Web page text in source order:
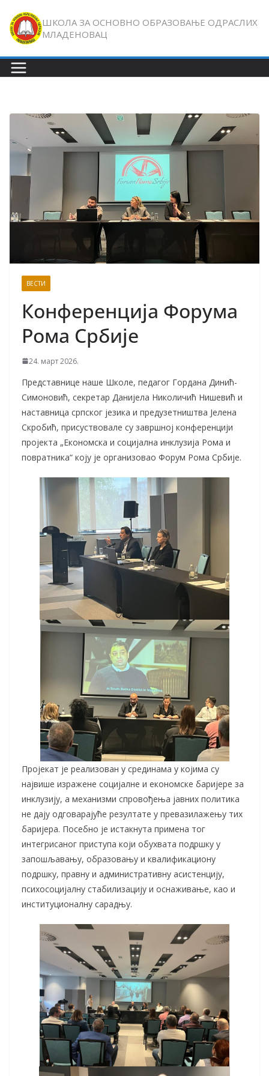
content
ШКОЛА ЗА ОСНОВНО ОБРАЗОВАЊЕ ОДРАСЛИХ
МЛАДЕНОВАЦ
ВЕСТИ
Конференција Форума
Рома Србије
24. март 2026.
Представнице наше Школе, педагог Гордана Динић-
Симоновић, секретар Данијела Николичић Нишевић и
наставница српског језика и предузетништва Јелена
Скробић, присуствовале су завршној конференцији
пројекта „Економска и социјална инклузија Рома и
повратника“ коју је организовао Форум Рома Србије.
Пројекат је реализован у срединама у којима су
највише изражене социјалне и економске баријере за
инклузију, а механизми спровођења јавних политика
не дају одговарајуће резултате у превазилажењу тих
баријера. Посебно је истакнута примена тог
интегрисаног приступа који обухвата подршку у
запошљавању, образовању и квалификациону
подршку, правну и административну асистенцију,
психосоцијалну стабилизацију и оснаживање, као и
институционалну сарадњу.